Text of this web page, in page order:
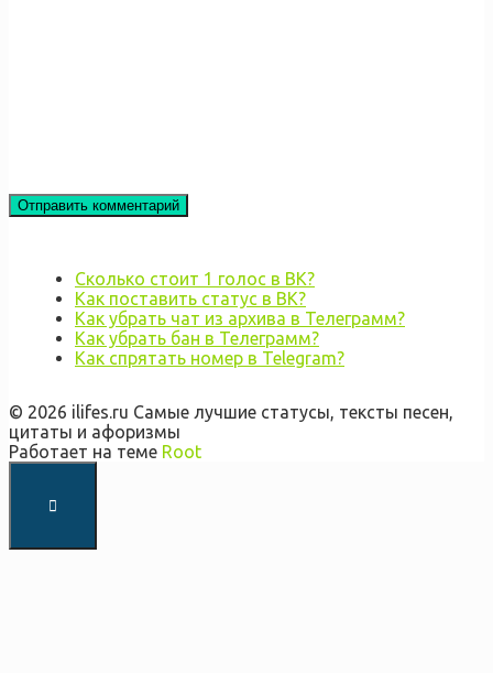
Сколько стоит 1 голос в ВК?
Как поставить статус в ВК?
Как убрать чат из архива в Телеграмм?
Как убрать бан в Телеграмм?
Как спрятать номер в Telegram?
© 2026 ilifes.ru Самые лучшие статусы, тексты песен,
цитаты и афоризмы
Работает на теме Root